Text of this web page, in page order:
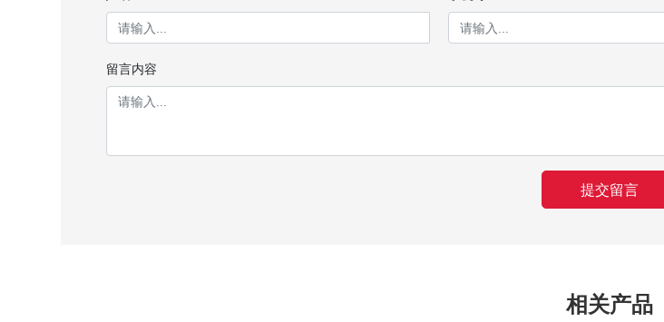
留言内容
提交留言
相关产品